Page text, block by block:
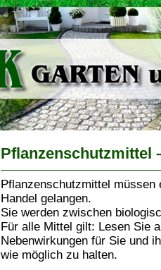
Pflanzenschutzmittel
Pflanzenschutzmittel müssen
Handel gelangen.
Sie werden zwischen
Für alle Mittel gilt: Lesen Sie
Nebenwirkungen für Sie und
wie möglich zu halten.